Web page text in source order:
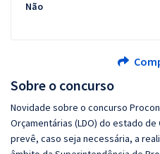
Sobre o concurso
Novidade sobre o concurso
Orçamentárias (LDO) do estado
prevê, caso seja necessária, a
Não